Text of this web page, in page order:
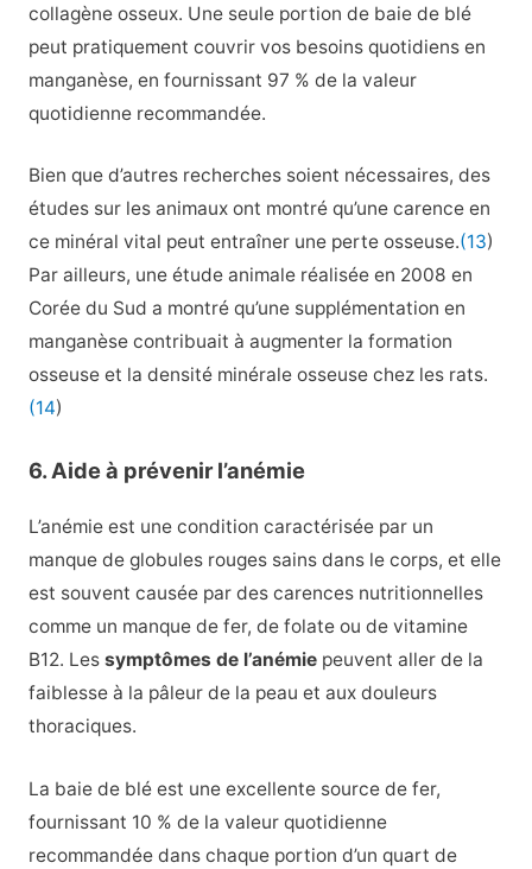
collagène osseux. Une seule portion de baie de blé
peut pratiquement couvrir vos besoins quotidiens en
manganèse, en fournissant 97 % de la valeur
quotidienne recommandée.
Bien que d’autres recherches soient nécessaires, des
études sur les animaux ont montré qu’une carence en
ce minéral vital peut entraîner une perte osseuse.(13)
Par ailleurs, une étude animale réalisée en 2008 en
Corée du Sud a montré qu’une supplémentation en
manganèse contribuait à augmenter la formation
osseuse et la densité minérale osseuse chez les rats.
(14)
6. Aide à prévenir l’anémie
L’anémie est une condition caractérisée par un
manque de globules rouges sains dans le corps, et elle
est souvent causée par des carences nutritionnelles
comme un manque de fer, de folate ou de vitamine
B12. Les symptômes de l’anémiepeuvent aller de la
faiblesse à la pâleur de la peau et aux douleurs
thoraciques.
La baie de blé est une excellente source de fer,
fournissant 10 % de la valeur quotidienne
recommandée dans chaque portion d’un quart de